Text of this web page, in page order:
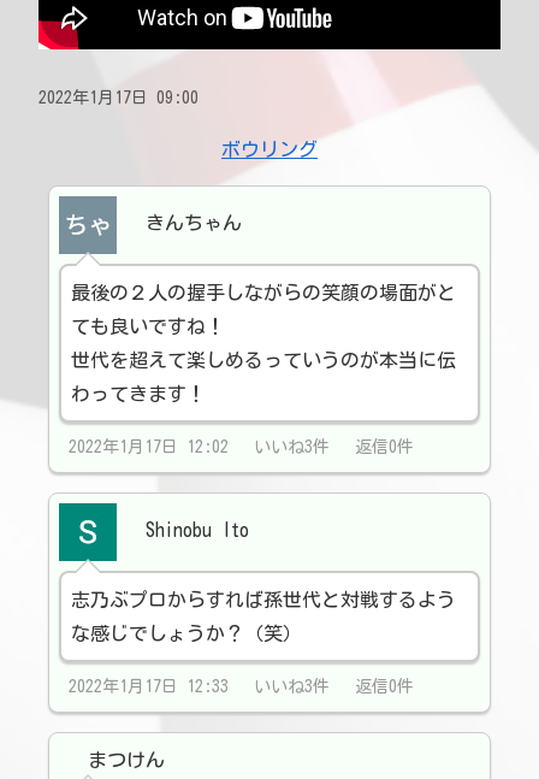
2022年1月17日 09:00
ボウリング
きんちゃん
最後の２人の握手しながらの笑顔の場面がと
ても良いですね！
世代を超えて楽しめるっていうのが本当に伝
わってきます！
2022年1月17日 12:02 いいね3件 返信0件
Shinobu Ito
志乃ぶプロからすれば孫世代と対戦するよう
な感じでしょうか？（笑）
2022年1月17日 12:33 いいね3件 返信0件
まつけん